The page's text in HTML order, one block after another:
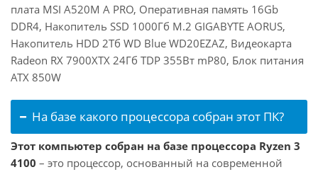
плата MSI A520M A PRO, Оперативная память 16Gb
DDR4, Накопитель SSD 1000Гб M.2 GIGABYTE AORUS,
Накопитель HDD 2Тб WD Blue WD20EZAZ, Видеокарта
Radeon RX 7900XTX 24Гб TDP 355Вт mP80, Блок питания
ATX 850W
На базе какого процессора собран этот ПК?
Этот компьютер собран на базе процессора Ryzen 3
4100 – это процессор, основанный на современной